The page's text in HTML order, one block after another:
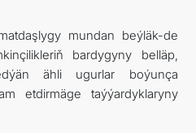
mundan beýläk-de
bardygyny belläp,
ähli ugurlar boýunça
etdirmäge taýýardyklaryny